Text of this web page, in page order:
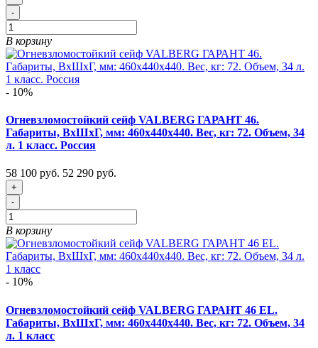
-
В корзину
- 10%
Огневзломостойкий сейф VALBERG ГАРАНТ 46.
Габариты, ВxШxГ, мм: 460х440х440. Вес, кг: 72. Объем, 34
л. 1 класс. Россия
58 100 руб. 52 290 руб.
+
-
В корзину
- 10%
Огневзломостойкий сейф VALBERG ГАРАНТ 46 EL.
Габариты, ВxШxГ, мм: 460х440х440. Вес, кг: 72. Объем, 34
л. 1 класс